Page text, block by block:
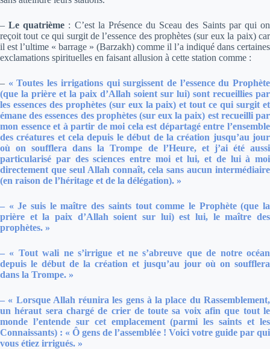
–Le quatrième : C’est la Présence du Sceau des Saints par qui on
reçoit tout ce qui surgit de l’essence des prophètes (sur eux la paix) car
il est l’ultime « barrage » (Barzakh) comme il l’a indiqué dans certaines
exclamations spirituelles en faisant allusion à cette station comme :
– « Toutes les irrigations qui surgissent de l’essence du Prophète
(que la prière et la paix d’Allah soient sur lui) sont recueillies par
les essences des prophètes (sur eux la paix) et tout ce qui surgit et
émane des essences des prophètes (sur eux la paix) est recueilli par
mon essence et à partir de moi cela est départagé entre l’ensemble
des créatures et cela depuis le début de la création jusqu’au jour
où on soufflera dans la Trompe de l’Heure, et j’ai été aussi
particularisé par des sciences entre moi et lui, et de lui à moi
directement que seul Allah connaît, cela sans aucun intermédiaire
(en raison de l’héritage et de la délégation). »
– « Je suis le maître des saints tout comme le Prophète (que la
prière et la paix d’Allah soient sur lui) est lui, le maître des
prophètes. »
– « Tout wali ne s’irrigue et ne s’abreuve que de notre océan
depuis le début de la création et jusqu’au jour où on soufflera
dans la Trompe. »
– « Lorsque Allah réunira les gens à la place du Rassemblement,
un héraut sera chargé de crier de toute sa voix afin que tout le
monde l’entende sur cet emplacement (parmi les saints et les
Connaissants) : « Ô gens de l’assemblée ! Voici votre guide par qui
vous étiez irrigués. »